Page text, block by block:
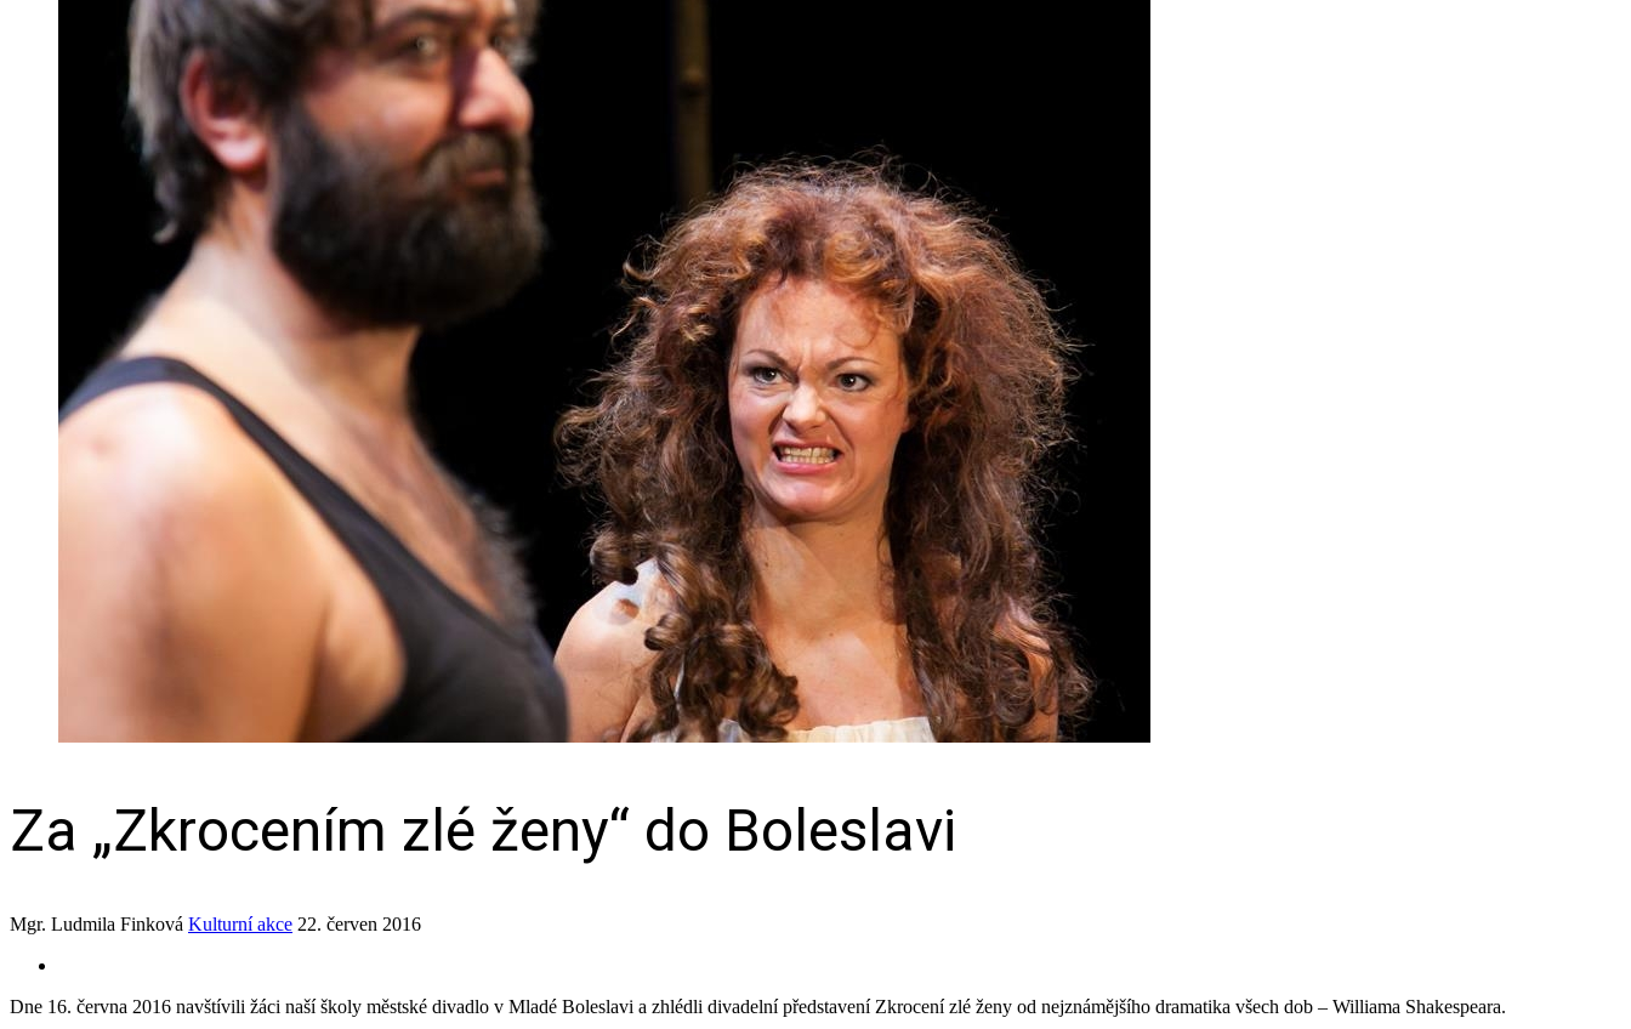
Za „Zkrocením zlé ženy“ do Boleslavi
Mgr. Ludmila Finková Kulturní akce 22. červen 2016
Dne 16. června 2016 navštívili žáci naší školy městské divadlo v Mladé Boleslavi a zhlédli divadelní představení Zkrocení zlé ženy od nejznámějšího dramatika všech dob – Williama Shakespeara.